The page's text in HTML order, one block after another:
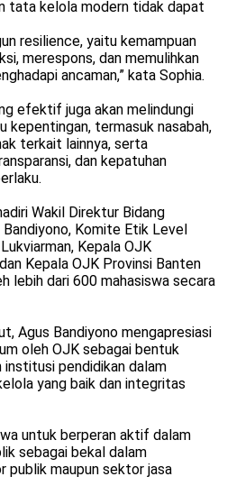
tata kelola modern tidak dapat
resilience, yaitu kemampuan
merespons, dan memulihkan
ancaman,” kata Sophia.
efektif juga akan melindungi
kepentingan, termasuk nasabah,
terkait lainnya, serta
dan kepatuhan
Wakil Direktur Bidang
Komite Etik Level
Kepala OJK
Kepala OJK Provinsi Banten
lebih dari 600 mahasiswa secara
Agus Bandiyono mengapresiasi
oleh OJK sebagai bentuk
pendidikan dalam
yang baik dan integritas
untuk berperan aktif dalam
sebagai bekal dalam
publik maupun sektor jasa